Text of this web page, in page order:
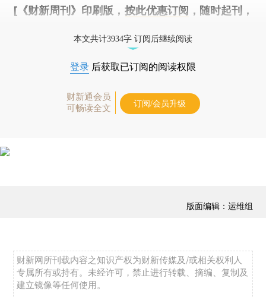
[《财新周刊》印刷版， 按此优惠订阅 ，随时起刊，
本文共计3934字 订阅后继续阅读
登录 后获取已订阅的阅读权限
财新通会员
可畅读全文
订阅/会员升级
版面编辑：运维组
财新网所刊载内容之知识产权为财新传媒及/或相关权利人
专属所有或持有。未经许可，禁止进行转载、摘编、复制及
建立镜像等任何使用。